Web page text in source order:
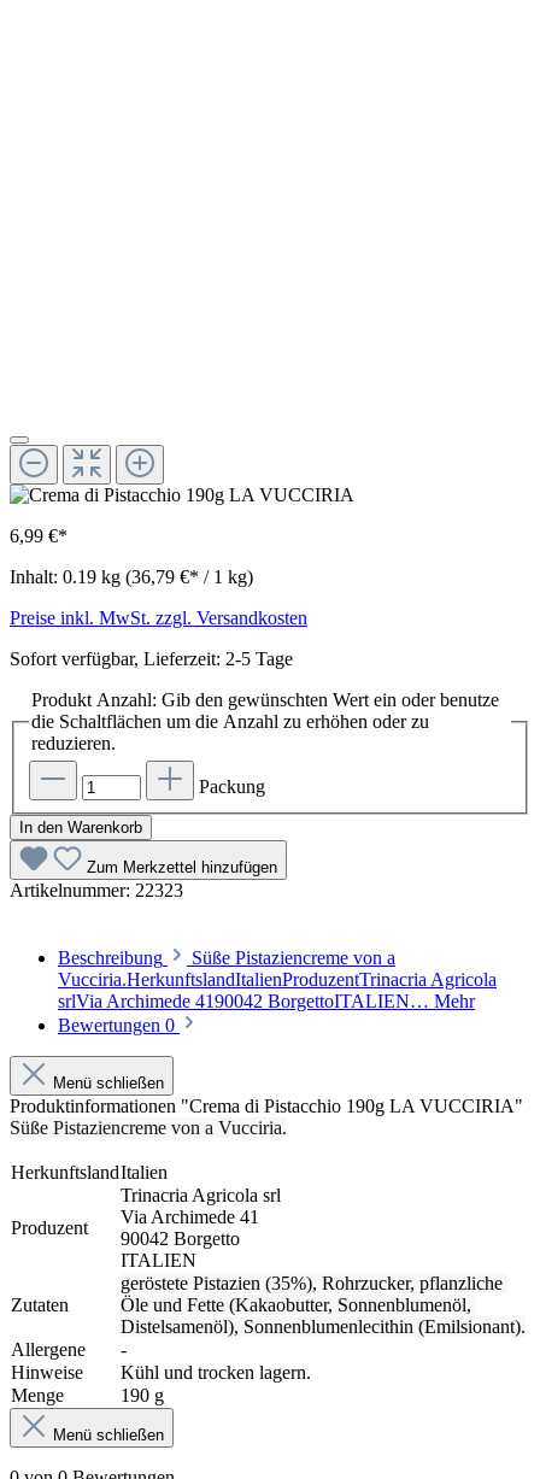
6,99 €*
Inhalt: 0.19 kg (36,79 €* / 1 kg)
Preise inkl. MwSt. zzgl. Versandkosten
Sofort verfügbar, Lieferzeit: 2-5 Tage
Produkt Anzahl: Gib den gewünschten Wert ein oder benutze
die Schaltflächen um die Anzahl zu erhöhen oder zu
reduzieren.
Packung
In den Warenkorb
Zum Merkzettel hinzufügen
Artikelnummer: 22323
Beschreibung
Süße Pistaziencreme von a
Vucciria.HerkunftslandItalienProduzentTrinacria Agricola
srlVia Archimede 4190042 BorgettoITALIEN… Mehr
Bewertungen 0
Menü schließen
Produktinformationen "Crema di Pistacchio 190g LA VUCCIRIA"
Süße Pistaziencreme von a Vucciria.
HerkunftslandItalien
Produzent
Trinacria Agricola srl
Via Archimede 41
90042 Borgetto
ITALIEN
Zutaten
geröstete Pistazien (35%), Rohrzucker, pflanzliche
Öle und Fette (Kakaobutter, Sonnenblumenöl,
Distelsamenöl), Sonnenblumenlecithin (Emilsionant).
Allergene
-
Hinweise
Kühl und trocken lagern.
Menge
190 g
Menü schließen